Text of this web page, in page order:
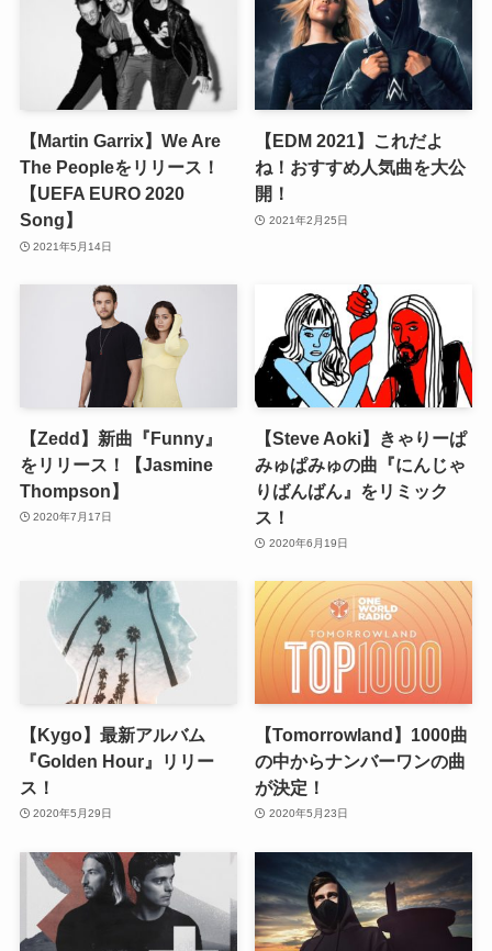
【Martin Garrix】We Are
The Peopleをリリース！
【UEFA EURO 2020
Song】
2021年5月14日
【EDM 2021】これだよ
ね！おすすめ人気曲を大公
開！
2021年2月25日
【Zedd】新曲『Funny』
をリリース！【Jasmine
Thompson】
2020年7月17日
【Steve Aoki】きゃりーぱ
みゅぱみゅの曲『にんじゃ
りばんばん』をリミック
ス！
2020年6月19日
【Kygo】最新アルバム
『Golden Hour』リリー
ス！
2020年5月29日
【Tomorrowland】1000曲
の中からナンバーワンの曲
が決定！
2020年5月23日